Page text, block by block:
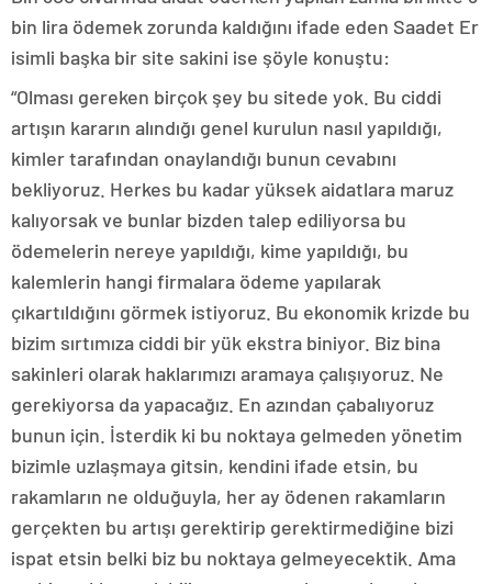
bin lira ödemek zorunda kaldığını ifade eden Saadet Er
isimli başka bir site sakini ise şöyle konuştu:
“Olması gereken birçok şey bu sitede yok. Bu ciddi
artışın kararın alındığı genel kurulun nasıl yapıldığı,
kimler tarafından onaylandığı bunun cevabını
bekliyoruz. Herkes bu kadar yüksek aidatlara maruz
kalıyorsak ve bunlar bizden talep ediliyorsa bu
ödemelerin nereye yapıldığı, kime yapıldığı, bu
kalemlerin hangi firmalara ödeme yapılarak
çıkartıldığını görmek istiyoruz. Bu ekonomik krizde bu
bizim sırtımıza ciddi bir yük ekstra biniyor. Biz bina
sakinleri olarak haklarımızı aramaya çalışıyoruz. Ne
gerekiyorsa da yapacağız. En azından çabalıyoruz
bunun için. İsterdik ki bu noktaya gelmeden yönetim
bizimle uzlaşmaya gitsin, kendini ifade etsin, bu
rakamların ne olduğuyla, her ay ödenen rakamların
gerçekten bu artışı gerektirip gerektirmediğine bizi
ispat etsin belki biz bu noktaya gelmeyecektik. Ama